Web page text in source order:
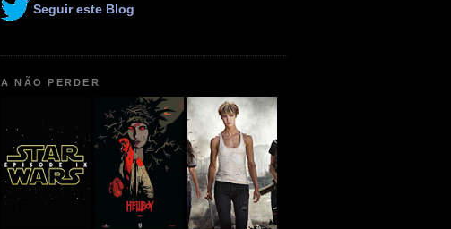
Seguir este Blog
A NÃO PERDER